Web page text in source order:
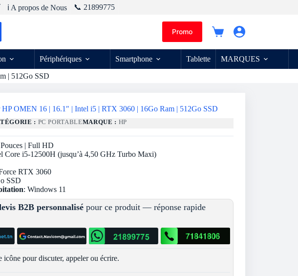
ℹ️ A propos de Nous 📞 21899775
Promo
Panier
Périphériques Smartphone Tablette MARQUES
| 512Go SSD
HP OMEN 16 | 16.1″ | Intel i5 | RTX 3060 | 16Go Ram | 512Go SSD
: PC PORTABLEMARQUE : HP
| Full HD
Core i5-12500H (jusqu’à 4,50 GHz Turbo Maxi)
RTX 3060
SSD
: Windows 11
B2B personnalisé pour ce produit — réponse rapide
pour discuter, appeler ou écrire.